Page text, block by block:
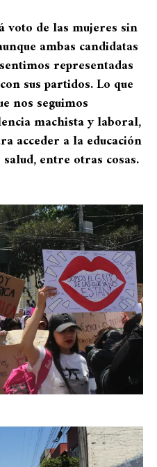
voto de las mujeres sin
ambas candidatas
representadas
sus partidos. Lo que
nos seguimos
machista y laboral,
acceder a la educación
entre otras cosas.